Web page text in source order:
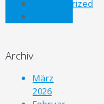
Uncategorized
Archiv
März
2026